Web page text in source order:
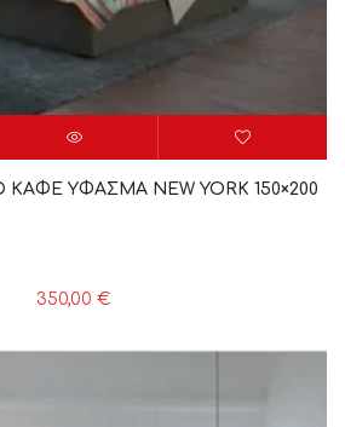
ΥΦΑΣΜΑ NEW YORK 150×200
350,00 €